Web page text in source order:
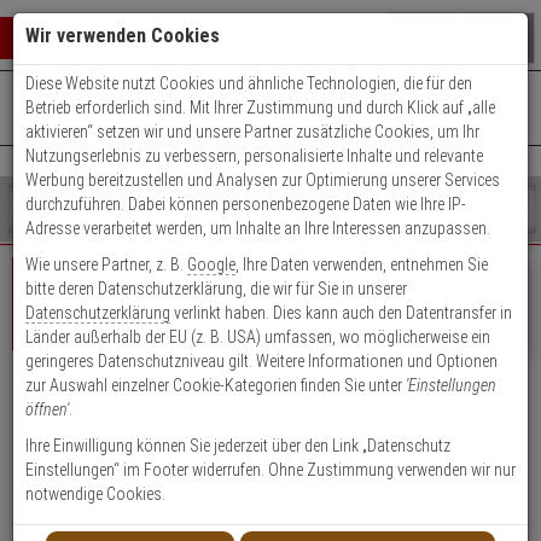
Warenkorb schließen
0 ARTIKEL IM WARENKORB
Ihr Warenkorb ist momentan leer.
Ergebnisse ()
Fertig
Shop
durchsuchen
Bitte
geben
Sie
mindestens
Zeichen
ein,
um
Suche
Es
wurde
noch
Kategorien
Suche
gestartet
+49 (0)821 899 493-0Mo. - Do.: 8:00 - 16:30 | Fr.: 8:00 - 14:00 Uhr
Kontaktservice nutzen
Geschäftskunde Privatkunde Login
Vorteile für Geschäftskunden, Händler &
Attraktive Einkaufspreise, Rabatte und Zahlungskonditionen
Kauf auf Rechnung (nach positiver Bonitätsauskunft)
Persönliche Ansprechpartner durch Key Account Manager/Techniker
Wir verwenden Cookies
Diese Website nutzt Cookies und ähnliche Technologien, die für den
Betrieb erforderlich sind. Mit Ihrer Zustimmung und durch Klick auf „alle
aktivieren“ setzen wir und unsere Partner zusätzliche Cookies, um Ihr
Nutzungserlebnis zu verbessern, personalisierte Inhalte und relevante
Werbung bereitzustellen und Analysen zur Optimierung unserer Services
durchzuführen. Dabei können personenbezogene Daten wie Ihre IP-
Adresse verarbeitet werden, um Inhalte an Ihre Interessen anzupassen.
Wie unsere Partner, z. B. Google , Ihre Daten verwenden, entnehmen Sie
bitte deren Datenschutzerklärung, die wir für Sie in unserer
Datenschutzerklärung verlinkt haben. Dies kann auch den Datentransfer in
Länder außerhalb der EU (z. B. USA) umfassen, wo möglicherweise ein
geringeres Datenschutzniveau gilt. Weitere Informationen und Optionen
zur Auswahl einzelner Cookie-Kategorien finden Sie unter 'Einstellungen
öffnen'.
Ihre Einwilligung können Sie jederzeit über den Link „Datenschutz
Einstellungen“ im Footer widerrufen. Ohne Zustimmung verwenden wir nur
notwendige Cookies.